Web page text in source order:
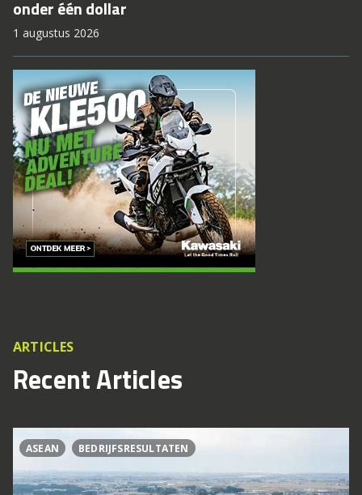
onder één dollar
1 augustus 2026
ARTICLES
Recent Articles
ASEAN BEDRIJFSRESULTATEN